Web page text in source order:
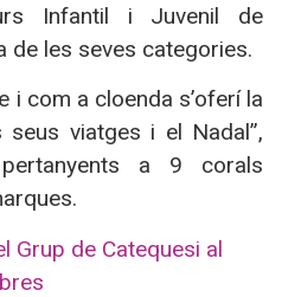
Infantil i Juvenil de
de les seves categories.
i com a cloenda s’oferí la
seus viatges i el Nadal”,
a 9 corals
Grup de Catequesi al